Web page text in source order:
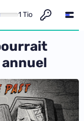
1 Tio